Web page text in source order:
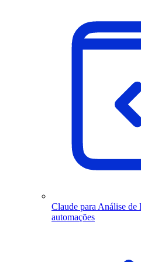
Claude para Análise de
automações